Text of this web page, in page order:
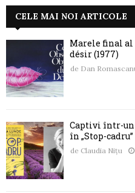
CELE MAI NOI ARTICOLE
Marele final al
désir (1977)
de Dan
Captivi într-un
în „Stop-cadru”
de Claudia Nițu